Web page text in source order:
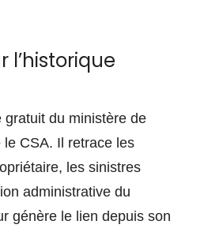
l’historique
gratuit du ministère de
le CSA. Il retrace les
les sinistres
administrative du
génère le lien depuis son